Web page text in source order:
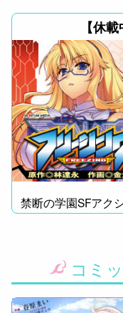
【休載
禁断の学園SFアク
ン、ここに開幕!!
コミ